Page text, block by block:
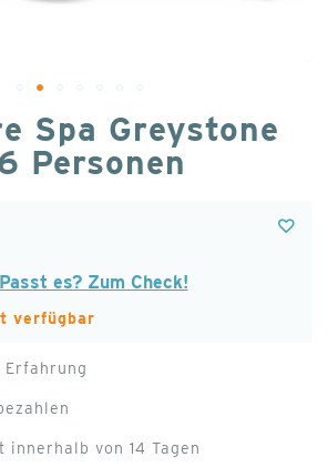
Spa Greystone
Personen
verfügbar
innerhalb von 14 Tagen